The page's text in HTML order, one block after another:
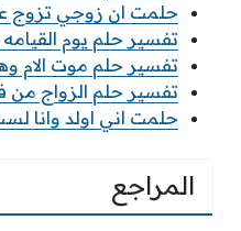
حلمت ان زوجي تزوج
تفسير حلم يوم
تفسير حلم موت الام
تفسير حلم الزواج من
حلمت اني اولد وانا
المراجع